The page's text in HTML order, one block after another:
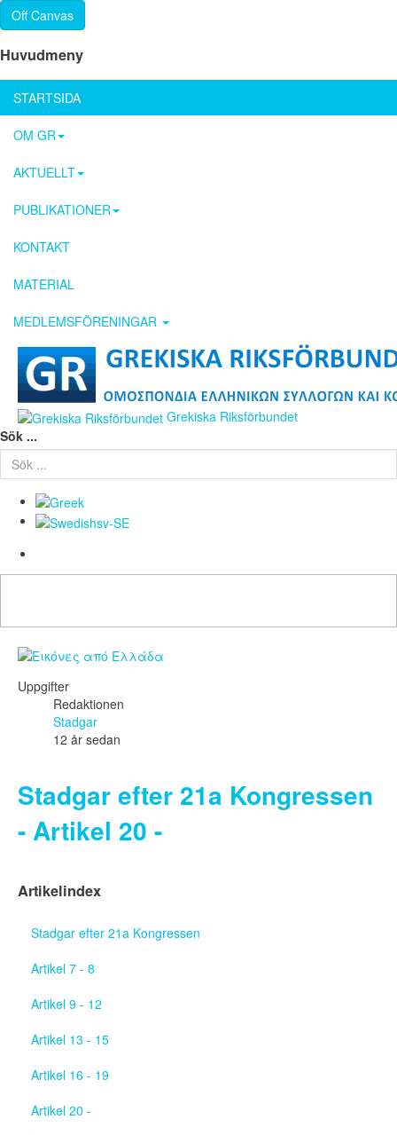
Off Canvas
Huvudmeny
STARTSIDA
OM GR
AKTUELLT
PUBLIKATIONER
KONTAKT
MATERIAL
MEDLEMSFÖRENINGAR
Grekiska Riksförbundet
Sök ...
Uppgifter
Redaktionen
Stadgar
12 år sedan
Stadgar efter 21a Kongressen
- Artikel 20 -
Artikelindex
Stadgar efter 21a Kongressen
Artikel 7 - 8
Artikel 9 - 12
Artikel 13 - 15
Artikel 16 - 19
Artikel 20 -